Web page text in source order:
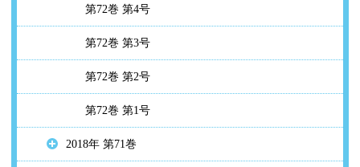
第72巻 第4号
第72巻 第3号
第72巻 第2号
第72巻 第1号
2018年 第71巻